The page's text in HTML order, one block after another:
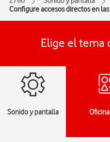
Configure accesos directos en
Elige el tema
Sonido y pantalla